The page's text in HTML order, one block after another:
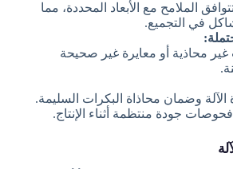
الملامح مع الأبعاد المحددة، مما
في التجميع.
غير محاذية أو معايرة غير صحيحة
الآلة وضمان محاذاة البكرات السليمة.
فحوصات جودة منتظمة أثناء الإنتاج.